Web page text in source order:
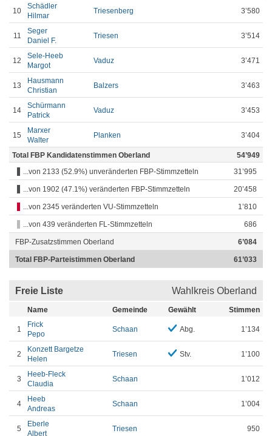
10
Schädler
Hilmar
Triesenberg 3’580
11
Seger
Daniel F.
Triesen 3’514
12
Sele-Heeb
Margot
Vaduz 3’471
13
Hausmann
Christian
Balzers 3’463
14
Schürmann
Patrick
Vaduz 3’453
15
Marxer
Walter
Planken 3’404
Total FBP Kandidatenstimmen Oberland
54’949
...von 2133 (52.9%) unveränderten FBP-Stimmzetteln
31’995
...von 1902 (47.1%) veränderten FBP-Stimmzetteln 20’458
...von 2345 veränderten VU-Stimmzetteln 1’810
...von 439 veränderten FL-Stimmzetteln 686
FBP-Zusatzstimmen Oberland 6’084
Total FBP-Parteistimmen Oberland 61’033
Freie Liste Wahlkreis Oberland
Name Gemeinde Gewählt Stimmen
1
Frick
Pepo
Schaan Abg. 1’134
2
Konzett Bargetze
Helen
Triesen Stv. 1’100
3
Heeb-Fleck
Claudia
Schaan 1’012
4
Heeb
Andreas
Schaan 1’004
5
Eberle
Albert
Triesen 950